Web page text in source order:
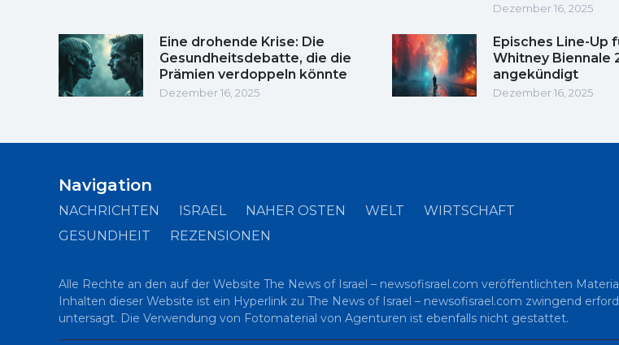
Dezember 16, 2025
Eine drohende Krise: Die
Gesundheitsdebatte, die die
Prämien verdoppeln könnte
Dezember 16, 2025
Episches Line-Up
Whitney Biennale
angekündigt
Dezember 16, 2025
Navigation
NACHRICHTEN ISRAEL NAHER OSTEN WELT
WIRTSCHAFT
GESUNDHEIT
REZENSIONEN
Alle Rechte an den auf der Website The News of Israel – newsofisrael.com veröffentlichten
Inhalten dieser Website ist ein Hyperlink zu The News of Israel – newsofisrael.com zwingend
untersagt. Die Verwendung von Fotomaterial von Agenturen ist ebenfalls nicht gestattet.